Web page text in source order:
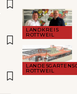
LANDKREIS
ROTTWEIL
ROTTWEIL